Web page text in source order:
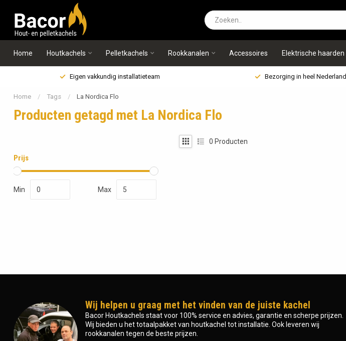
Home Houtkachels Pelletkachels Rookkanalen Accessoires Elektrische haarden
Eigen vakkundig installatieteam Bezorging in heel Nederland
Home / Tags / La Nordica Flo
Producten getagd met La Nordica Flo
Prijs
Min Max
0 Producten
Wij helpen u graag met het vinden van de juiste kachel
Bacor Houtkachels staat voor 100% service en advies, garantie en scherpe prijzen.
Wij bieden u het totaalpakket van houtkachel tot installatie. Ook leveren wij
rookkanalen tegen de beste prijzen.